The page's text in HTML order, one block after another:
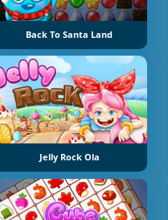
Back To Santa Land
Jelly Rock Ola